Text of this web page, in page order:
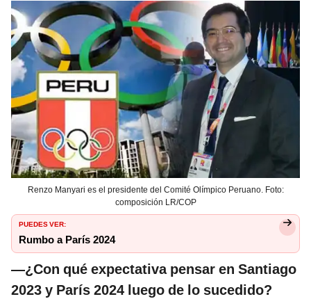
Renzo Manyari es el presidente del Comité Olímpico Peruano. Foto:
composición LR/COP
PUEDES VER:
Rumbo a París 2024
—¿Con qué expectativa pensar en Santiago
2023 y París 2024 luego de lo sucedido?